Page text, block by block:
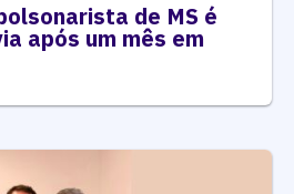
de MS é
após um mês em